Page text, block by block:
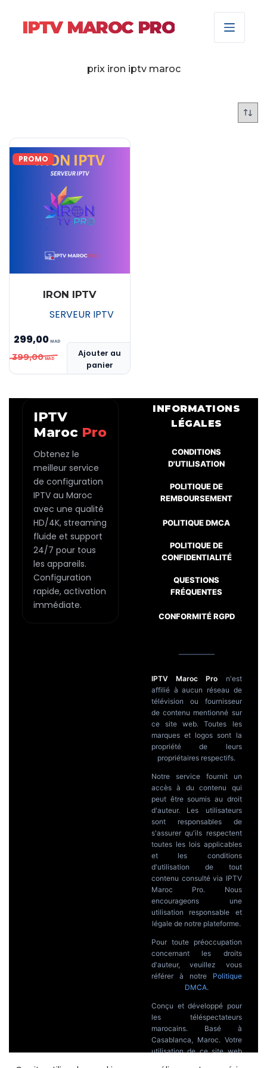
contenu
IPTV MAROC PRO
prix iron iptv maroc
PROMO
IRON IPTV
SERVEUR IPTV
399,00
Le
prix
MAD 399,00.
299,00
Le
prix
MAD 299,00.
Ajouter au
panier
IPTV
Maroc Pro
Obtenez le
meilleur service
de configuration
IPTV au Maroc
avec une qualité
HD/4K, streaming
fluide et support
24/7 pour tous
les appareils.
Configuration
rapide, activation
immédiate.
INFORMATIONS
LÉGALES
CONDITIONS
D'UTILISATION
POLITIQUE DE
REMBOURSEMENT
POLITIQUE DMCA
POLITIQUE DE
CONFIDENTIALITÉ
QUESTIONS
FRÉQUENTES
CONFORMITÉ RGPD
IPTV Maroc Pro n'est
affilié à aucun réseau de
télévision ou fournisseur
de contenu mentionné sur
ce site web. Toutes les
marques et logos sont la
propriété de leurs
propriétaires respectifs.
Notre service fournit un
accès à du contenu qui
peut être soumis au droit
d'auteur. Les utilisateurs
sont responsables de
s'assurer qu'ils respectent
toutes les lois applicables
et les conditions
d'utilisation de tout
contenu consulté via IPTV
Maroc Pro. Nous
encourageons une
utilisation responsable et
légale de notre plateforme.
Pour toute préoccupation
concernant les droits
d'auteur, veuillez vous
référer à notre Politique
DMCA.
Conçu et développé pour
les téléspectateurs
marocains. Basé à
Casablanca, Maroc. Votre
utilisation de ce site web